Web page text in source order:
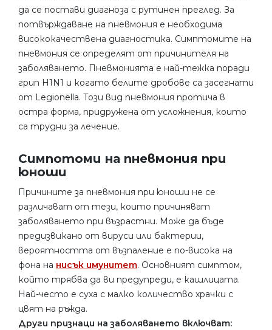
да се постави диагноза с рутинен преглед. За
потвърждаване на пневмония е необходима
висококачествена диагностика. Симптомите на
пневмония се определят от причинителя на
заболяването. Пневмонията е най-тежка поради
грип H1N1 и когато белите дробове са засегнати
от Legionella. Този вид пневмония протича в
остра форма, придружена от усложнения, които
са трудни за лечение.
Симпотоми на пневмония при
юноши
Причините за пневмония при юноши не се
различават от тези, които причиняват
заболяването при възрастни. Може да бъде
предизвикано от вируси или бактерии,
вероятността от възпаление е по-висока на
фона на нисък имунитет. Основният симптом,
който трябва да ви предупреди, е кашлицата.
Най-често е суха с малко количество храчки с
цвят на ръжда.
Други признаци на заболяването включват: